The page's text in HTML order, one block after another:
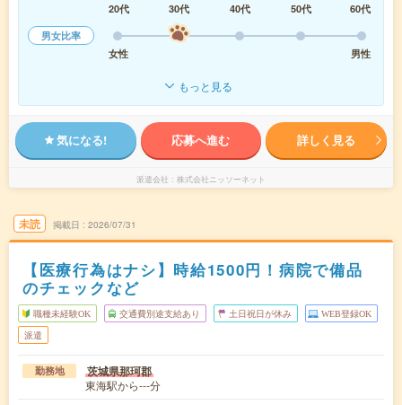
20代
30代 40代 50代
60代
男女比率
女性
男性
もっと見る
気になる! 応募へ進む 詳しく見る
派遣会社 株式会社ニッソーネット
未読 掲載日 2026/07/31
【医療行為はナシ】時給1500円！病院で備品
のチェックなど
職種未経験OK 交通費別途支給あり 土日祝日が休み WEB登録OK
派遣
勤務地 茨城県那珂郡
東海駅から---分